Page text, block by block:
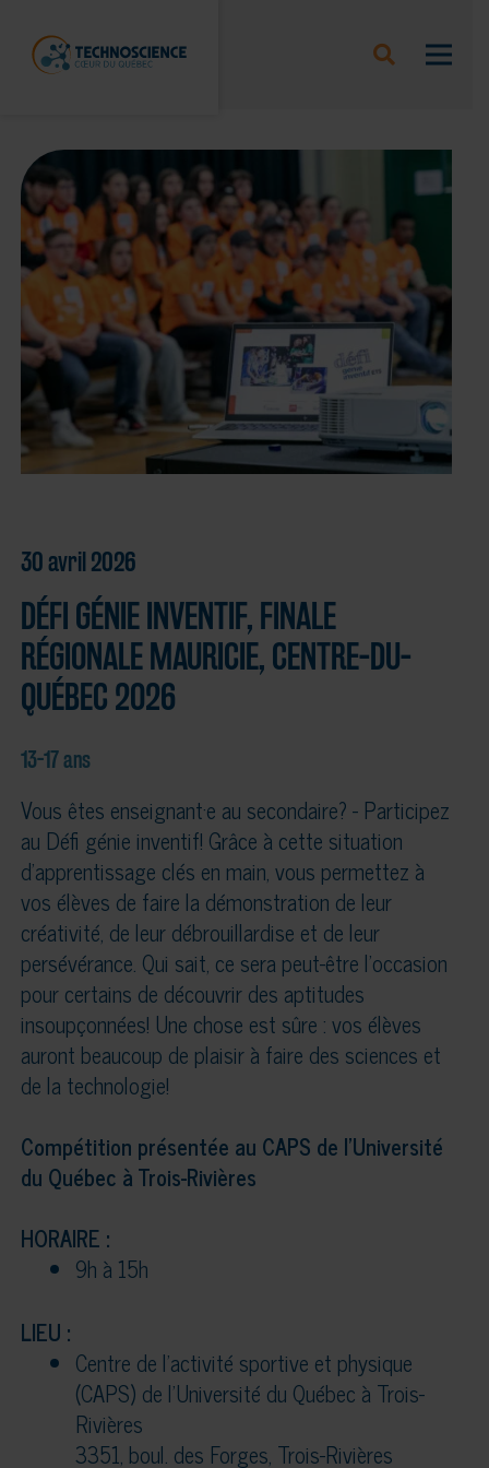
30 avril 2026
DÉFI GÉNIE INVENTIF, FINALE
RÉGIONALE MAURICIE, CENTRE-DU-
QUÉBEC 2026
13-17 ans
Vous êtes enseignant·e au secondaire? - Participez
au Défi génie inventif! Grâce à cette situation
d’apprentissage clés en main, vous permettez à
vos élèves de faire la démonstration de leur
créativité, de leur débrouillardise et de leur
persévérance. Qui sait, ce sera peut-être l’occasion
pour certains de découvrir des aptitudes
insoupçonnées! Une chose est sûre : vos élèves
auront beaucoup de plaisir à faire des sciences et
de la technologie!
Compétition présentée au CAPS de l'Université
du Québec à Trois-Rivières
HORAIRE :
9h à 15h
LIEU :
Centre de l’activité sportive et physique
(CAPS) de l'Université du Québec à Trois-
Rivières
3351, boul. des Forges, Trois-Rivières